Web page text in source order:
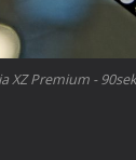
XZ Premium -